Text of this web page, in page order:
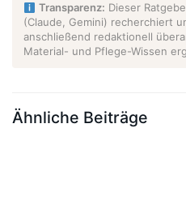
Transparenz: Dieser
(Claude, Gemini) recherchiert
anschließend redaktionell
Material- und Pflege-Wissen
Ähnliche Beiträge